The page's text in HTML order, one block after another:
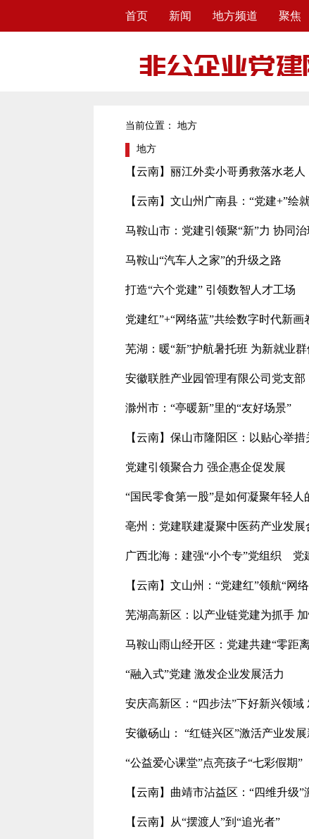
首页 新闻 地方频道 聚焦
当前位置： 地方
地方
【云南】丽江外卖小哥勇救落水老人
【云南】文山州广南县：“党建+”绘
马鞍山市：党建引领聚“新”力 协同
马鞍山“汽车人之家”的升级之路
打造“六个党建” 引领数智人才工场
党建红”+“网络蓝”共绘数字时代新画
芜湖：暖“新”护航暑托班 为新就业
安徽联胜产业园管理有限公司党支
滁州市：“亭暖新”里的“友好场景”
【云南】保山市隆阳区：以贴心举措
党建引领聚合力 强企惠企促发展
“国民零食第一股”是如何凝聚年轻人
亳州：党建联建凝聚中医药产业发展
广西北海：建强“小个专”党组织 党
【云南】文山州：“党建红”领航“网
芜湖高新区：以产业链党建为抓手
马鞍山雨山经开区：党建共建“零距
“融入式”党建 激发企业发展活力
安庆高新区：“四步法”下好新兴领域
安徽砀山： “红链兴区”激活产业发
“公益爱心课堂”点亮孩子“七彩假期”
【云南】曲靖市沾益区：“四维升级
【云南】从“摆渡人”到“追光者”